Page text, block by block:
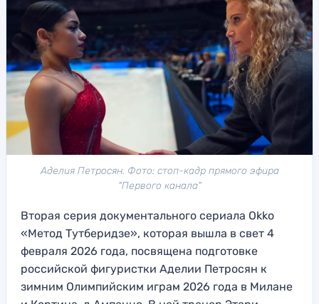
Аделия Петросян. Фото: стоп-кадр прямого эфира
"Первого канала"
Вторая серия документального сериала Okko
«Метод Тутберидзе», которая вышла в свет 4
февраля 2026 года, посвящена подготовке
российской фигуристки Аделии Петросян к
зимним Олимпийским играм 2026 года в Милане